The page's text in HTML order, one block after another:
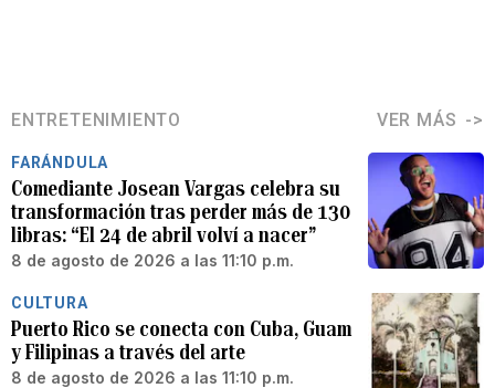
ENTRETENIMIENTO VER MÁS
FARÁNDULA
Comediante Josean Vargas celebra su
transformación tras perder más de 130
libras: “El 24 de abril volví a nacer”
8 de agosto de 2026 a las 11:10 p.m.
CULTURA
Puerto Rico se conecta con Cuba, Guam
y Filipinas a través del arte
8 de agosto de 2026 a las 11:10 p.m.